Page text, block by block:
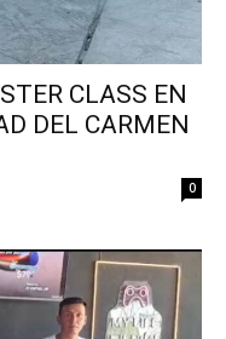
CLASS EN
DEL CARMEN
0